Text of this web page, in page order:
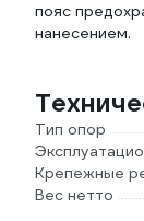
пояс
нанесением.
Тип опор
Крепежные
Вес нетто